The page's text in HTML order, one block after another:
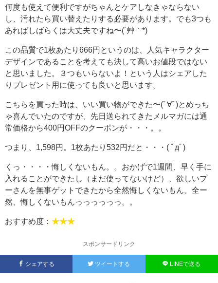
何度も使えて便利ですがちゃんとケアしなきゃならない
し、汚れたら買い替えたりする必要があります。でも3つも
あればしばらくは大丈夫ですね〜(´艸｀*)
この品質で1枚あたり666円というのは、人気キャラクター
デザインであることを考えても決して高いお値段ではない
と思いました。３つもいらないよ！という人はシェアした
りプレゼント用に使っても良いと思います。
こちらを買った時は、いい買い物ができた〜(ﾟ∀ﾟ)とめっち
ゃ喜んでいたのですが、先日送られてきたメルマガには通
常価格から400円OFFのクーポンが・・・。。
つまり、1,598円。1枚あたり532円だと・・・( ﾟдﾟ)
くっ・・・・悔しくないもん。。おかげで1週間、早く手に
入れることができたし（まだ使ってないけど）、欲しいプ
ーさんを無事ゲットできたから全然悔しくないもん。全ー
然、悔しくないもんっっっっっっ。。
おすすめ度： ★★★
スポンサードリンク
シェアする ツイートする LINEで送る